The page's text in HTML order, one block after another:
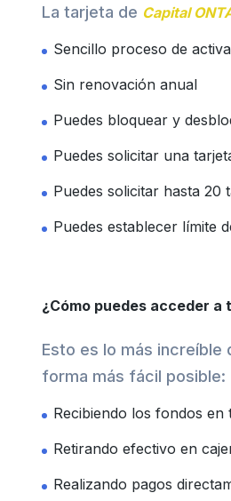
La tarjeta de Capital
Sencillo proceso de
Sin renovación anual
Puedes bloquear y
Puedes solicitar una
Puedes solicitar hasta 20
Puedes establecer límite
¿Cómo puedes acceder a
Esto es lo más increíble
forma más fácil posible:
Recibiendo los fondos
Retirando efectivo en
Realizando pagos